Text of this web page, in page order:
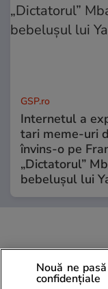
GSP.ro
Internetul a
tari meme-uri
învins-o pe
„Dictatorul”
bebelușul lui
Nouă ne
confidențiale